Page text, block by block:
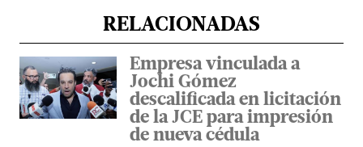
RELACIONADAS
Empresa vinculada a
Jochi Gómez
descalificada en licitación
de la JCE para impresión
de nueva cédula